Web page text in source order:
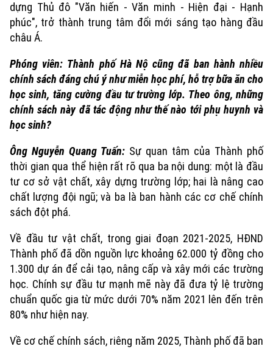
Chuyên mục
Thời sự
Hà Nội
Hà Nội
Nhịp sống Hà Nội
Thế giới
dựng Thủ đô "Văn hiến - Văn minh - Hiện đại - Hạnh
phúc", trở thành trung tâm đổi mới sáng tạo hàng đầu
châu Á.
Phóng viên: Thành phố Hà Nộ cũng đã ban hành nhiều
chính sách đáng chú ý như miễn học phí, hỗ trợ bữa ăn cho
học sinh, tăng cường đầu tư trường lớp. Theo ông, những
chính sách này đã tác động như thế nào tới phụ huynh và
học sinh?
Ông Nguyễn Quang Tuấn: Sự quan tâm của Thành phố
thời gian qua thể hiện rất rõ qua ba nội dung: một là đầu
tư cơ sở vật chất, xây dựng trường lớp; hai là nâng cao
chất lượng đội ngũ; và ba là ban hành các cơ chế chính
sách đột phá.
Về đầu tư vật chất, trong giai đoạn 2021-2025, HĐND
Thành phố đã dồn nguồn lực khoảng 62.000 tỷ đồng cho
1.300 dự án để cải tạo, nâng cấp và xây mới các trường
học. Chính sự đầu tư mạnh mẽ này đã đưa tỷ lệ trường
chuẩn quốc gia từ mức dưới 70% năm 2021 lên đến trên
80% như hiện nay.
Về cơ chế chính sách, riêng năm 2025, Thành phố đã ban